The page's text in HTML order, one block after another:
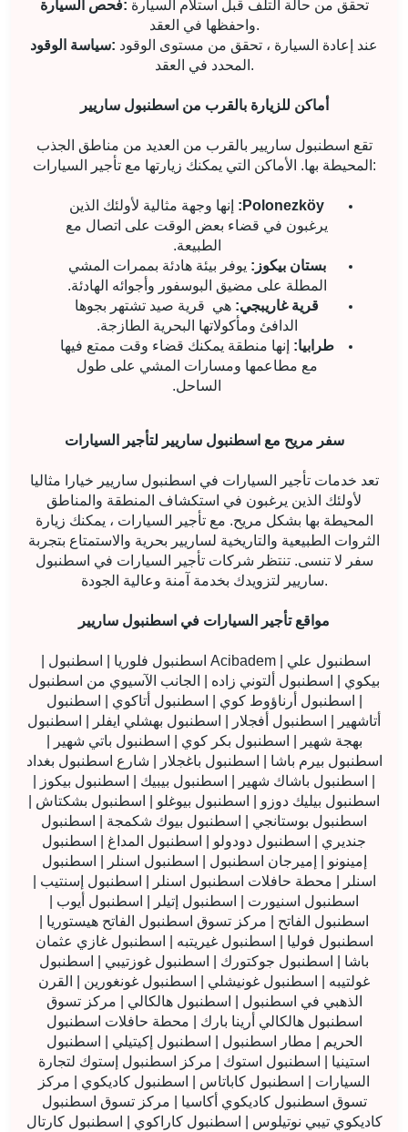
فحص السيارة:
واحفظها في العقد.
سياسة الوقود:
المحدد في العقد.
أماكن للزيارة بالقرب من اسطنبول ساريير
تقع اسطنبول ساريير بالقرب من العديد من مناطق الجذب
المحيطة بها. الأماكن التي يمكنك زيارتها مع تأجير السيارات:
Polonezköy:
إنها وجهة مثالية لأولئك الذين
يرغبون في قضاء بعض الوقت على اتصال مع
الطبيعة.
بستان بيكوز: يوفر بيئة هادئة بممرات المشي
المطلة على مضيق البوسفور وأجوائه الهادئة.
قرية غاريبجي: هي قرية صيد تشتهر بجوها
الدافئ ومأكولاتها البحرية الطازجة.
طرابيا: إنها منطقة يمكنك قضاء وقت ممتع فيها
مع مطاعمها ومسارات المشي على طول
الساحل.
سفر مريح مع اسطنبول ساريير لتأجير السيارات
تعد خدمات تأجير السيارات في اسطنبول ساريير خيارا مثاليا
لأولئك الذين يرغبون في استكشاف المنطقة والمناطق
المحيطة بها بشكل مريح. مع تأجير السيارات ، يمكنك زيارة
الثروات الطبيعية والتاريخية لساريير بحرية والاستمتاع بتجربة
سفر لا تنسى. تنتظر شركات تأجير السيارات في اسطنبول
ساريير لتزويدك بخدمة آمنة وعالية الجودة.
مواقع تأجير السيارات في اسطنبول ساريير
بيكوي | اسطنبول ألتوني زاده | الجانب الآسيوي من اسطنبول
| اسطنبول أرناؤوط كوي | اسطنبول أتاكوي | اسطنبول
أتاشهير | اسطنبول أفجلار | اسطنبول بهشلي ايفلر | اسطنبول
بهجة شهير | اسطنبول بكر كوي | اسطنبول باتي شهير |
اسطنبول بيرم باشا | اسطنبول باغجلار | شارع اسطنبول بغداد
| اسطنبول باشاك شهير | اسطنبول بيبيك | اسطنبول بيكوز |
اسطنبول بيليك دوزو | اسطنبول بيوغلو | اسطنبول بشكتاش |
اسطنبول بوستانجي | اسطنبول بيوك شكمجة | اسطنبول
جنديري | اسطنبول دودولو | اسطنبول المداغ | اسطنبول
إمينونو | إميرجان اسطنبول | اسطنبول اسنلر | اسطنبول
اسنلر | محطة حافلات اسطنبول اسنلر | اسطنبول إسنتيب |
اسطنبول اسنيورت | اسطنبول إتيلر | اسطنبول أيوب |
اسطنبول الفاتح | مركز تسوق اسطنبول الفاتح هيستوريا |
اسطنبول فوليا | اسطنبول غيريتبه | اسطنبول غازي عثمان
باشا | اسطنبول جوكتورك | اسطنبول غوزتيبي | اسطنبول
غولتيبه | اسطنبول غونيشلي | اسطنبول غونغورين | القرن
الذهبي في اسطنبول | اسطنبول هالكالي | مركز تسوق
اسطنبول هالكالي أرينا بارك | محطة حافلات اسطنبول
الحريم | مطار اسطنبول | اسطنبول إكيتيلي | اسطنبول
استينيا | اسطنبول استوك | مركز اسطنبول إستوك لتجارة
السيارات | اسطنبول كاباتاس | اسطنبول كاديكوي | مركز
تسوق اسطنبول كاديكوي أكاسيا | مركز تسوق اسطنبول
كاديكوي تيبي نوتيلوس | اسطنبول كاراكوي | اسطنبول كارتال